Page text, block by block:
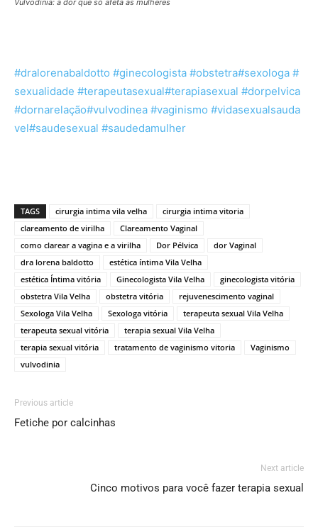
Vulvodínia: a dor que só afeta as mulheres
#dralorenabaldotto #ginecologista #obstetra#sexologa #
sexualidade #terapeutasexual#terapiasexual #dorpelvica
#dornarelação#vulvodinea #vaginismo #vidasexualsauda
vel#saudesexual #saudedamulher
TAGS cirurgia intima vila velha
cirurgia intima vitoria
clareamento de virilha
Clareamento Vaginal
como clarear a vagina e a virilha
Dor Pélvica
dor Vaginal
dra lorena baldotto
estética íntima Vila Velha
estética Íntima vitória
Ginecologista Vila Velha
ginecologista vitória
obstetra Vila Velha
obstetra vitória
rejuvenescimento vaginal
Sexologa Vila Velha
Sexologa vitória
terapeuta sexual Vila Velha
terapeuta sexual vitória
terapia sexual Vila Velha
terapia sexual vitória
tratamento de vaginismo vitoria
Vaginismo
vulvodinia
Previous article
Fetiche por calcinhas
Next article
Cinco motivos para você fazer terapia sexual